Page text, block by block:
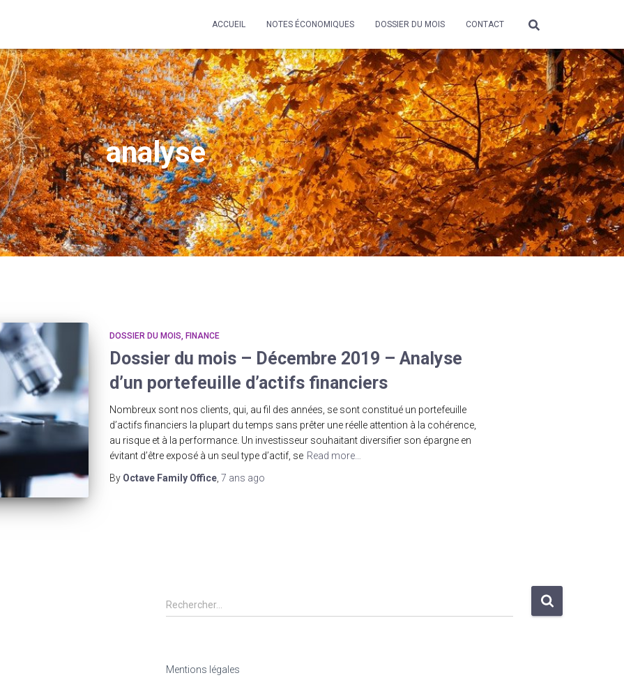
ACCUEIL NOTES ÉCONOMIQUES DOSSIER DU MOIS CONTACT
analyse
DOSSIER DU MOIS FINANCE
Dossier du mois – Décembre 2019 – Analyse
d’un portefeuille d’actifs financiers
Nombreux sont nos clients, qui, au fil des années, se sont constitué un portefeuille
d’actifs financiers la plupart du temps sans prêter une réelle attention à la cohérence,
au risque et à la performance. Un investisseur souhaitant diversifier son épargne en
évitant d’être exposé à un seul type d’actif, se Read more…
By Octave Family Office, 7 ans ago
R
e
r
Rechercher…
Mentions légales